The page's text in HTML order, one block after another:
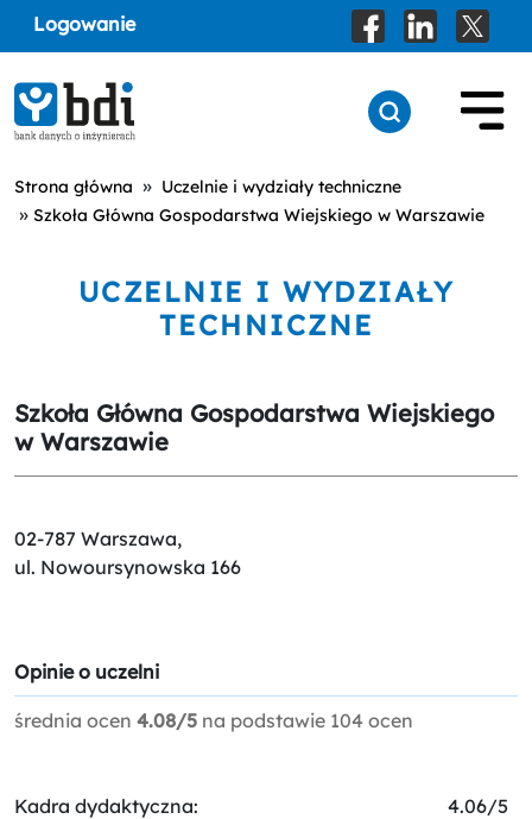
Logowanie
Strona główna » Uczelnie i wydziały techniczne
» Szkoła Główna Gospodarstwa Wiejskiego w Warszawie
UCZELNIE I WYDZIAŁY
TECHNICZNE
Szkoła Główna Gospodarstwa Wiejskiego
w Warszawie
02-787 Warszawa,
ul. Nowoursynowska 166
Opinie o uczelni
średnia ocen 4.08/5 na podstawie 104 ocen
Kadra dydaktyczna:
4.06/5